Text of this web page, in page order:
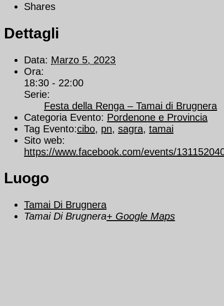
Shares
Dettagli
Data: Marzo 5, 2023
Ora:
18:30 - 22:00
Serie:
Festa della Renga – Tamai di Brugnera
Categoria Evento: Pordenone e Provincia
Tag Evento:cibo, pn, sagra, tamai
Sito web:
https://www.facebook.com/events/
Luogo
Tamai Di Brugnera
Tamai Di Brugnera+ Google Maps